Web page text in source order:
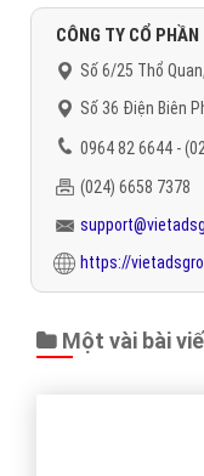
CÔNG TY CỔ
Số 6/25 Thổ
Số 36 Điện Biên
0964 82 6644 -
(024) 6658 7378
https://
Một vài bài